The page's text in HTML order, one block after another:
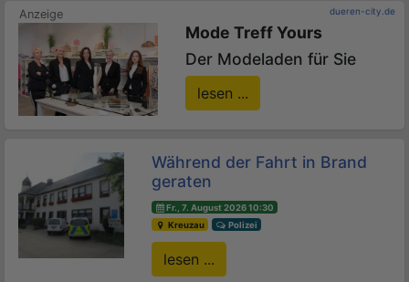
dueren-city.de
Mode Treff Yours
Der Modeladen für Sie
lesen ...
Während der Fahrt in Brand
geraten
Fr., 7. August 2026 10:30
Kreuzau
Polizei
lesen ...